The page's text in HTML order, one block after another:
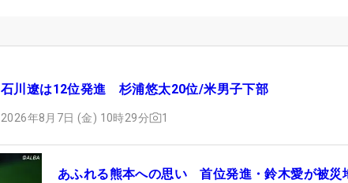
石川遼は12位発進 杉浦悠太20位/米男子下部
2026年8月7日 (金) 10時29分 1
あふれる熊本への思い 首位発進・鈴木愛が被災